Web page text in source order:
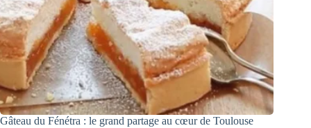
Gâteau du Fénétra : le grand partage au cœur de Toulouse